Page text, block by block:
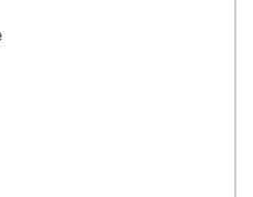
hagyjuk a nyelv alatt.
követően sötét és hűvös helyen